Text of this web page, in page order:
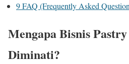
9FAQ (Frequently Asked
Mengapa Bisnis
Diminati?